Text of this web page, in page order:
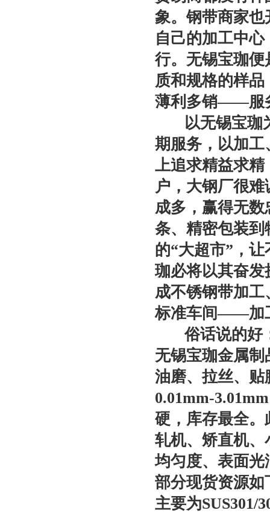
象。钢带商家
自己的加工中
行。无锡宝珈
质和规格的样
薄利多销——服
以无锡宝珈为
期服务，以加
上追求精益求精
户，大钢厂很
成多，赢得无
条、精密包装
的“大超市”，
珈必将以其奋
成不锈钢带加工
标准车间——加
俗话说的好：
无锡宝珈金属
油磨、拉丝、
0.01mm-
硬，库存最全
轧机、矫直机
均匀度、表面
部分现货资源
主要为SUS301/